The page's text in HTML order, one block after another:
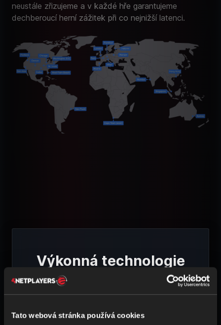
K personalizaci obsahu a reklam, poskytování funkcí
neustále zřizujeme a v každé hře garantujeme
dechberoucí herní zážitek při co nejnižší latenci.
Výkonná technologie
pro tvůj Wreckfest 2
herní server